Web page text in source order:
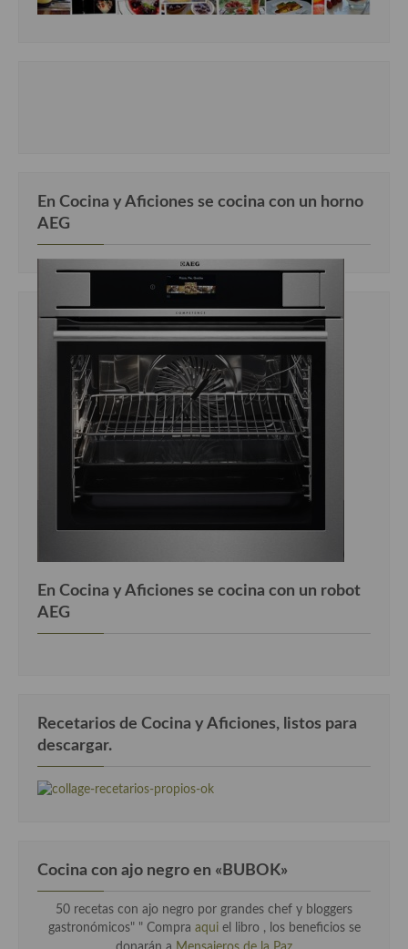
En Cocina y Aficiones se cocina con un horno
AEG
En Cocina y Aficiones se cocina con un robot
AEG
Recetarios de Cocina y Aficiones, listos para
descargar.
Cocina con ajo negro en «BUBOK»
50 recetas con ajo negro por grandes chef y bloggers
gastronómicos" " Compra aqui el libro , los beneficios se